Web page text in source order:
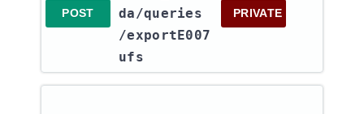
POST
da​/queries​
/exportE007
ufs
PRIVATE